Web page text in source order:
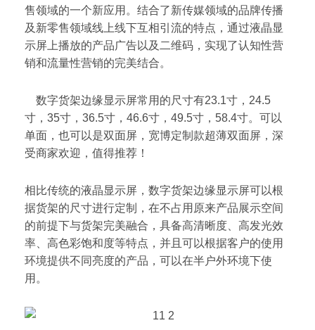
售领域的一个新应用。结合了新传媒领域的品牌传播
及新零售领域线上线下互相引流的特点，通过液晶显
示屏上播放的产品广告以及二维码，实现了认知性营
销和流量性营销的完美结合。
数字货架边缘显示屏常用的尺寸有23.1寸，24.5
寸，35寸，36.5寸，46.6寸，49.5寸，58.4寸。可以
单面，也可以是双面屏，宽博定制款超薄双面屏，深
受商家欢迎，值得推荐！
相比传统的液晶显示屏，数字货架边缘显示屏可以根
据货架的尺寸进行定制，在不占用原来产品展示空间
的前提下与货架完美融合，具备高清晰度、高发光效
率、高色彩饱和度等特点，并且可以根据客户的使用
环境提供不同亮度的产品，可以在半户外环境下使
用。